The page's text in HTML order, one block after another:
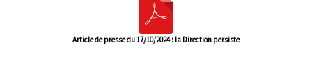
Article de presse du 17/10/2024 : la Direction persiste